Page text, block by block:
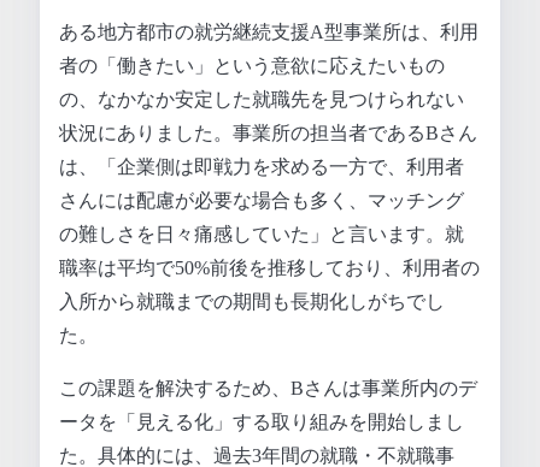
ある地方都市の就労継続支援A型事業所は、利用
者の「働きたい」という意欲に応えたいもの
の、なかなか安定した就職先を見つけられない
状況にありました。事業所の担当者であるBさん
は、「企業側は即戦力を求める一方で、利用者
さんには配慮が必要な場合も多く、マッチング
の難しさを日々痛感していた」と言います。就
職率は平均で50%前後を推移しており、利用者の
入所から就職までの期間も長期化しがちでし
た。
この課題を解決するため、Bさんは事業所内のデ
ータを「見える化」する取り組みを開始しまし
た。具体的には、過去3年間の就職・不就職事